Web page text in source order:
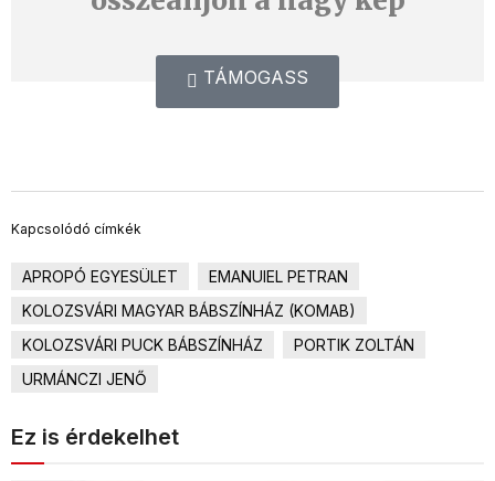
TÁMOGASS
Kapcsolódó címkék
APROPÓ EGYESÜLET
EMANUIEL PETRAN
KOLOZSVÁRI MAGYAR BÁBSZÍNHÁZ (KOMAB)
KOLOZSVÁRI PUCK BÁBSZÍNHÁZ
PORTIK ZOLTÁN
URMÁNCZI JENŐ
Ez is érdekelhet